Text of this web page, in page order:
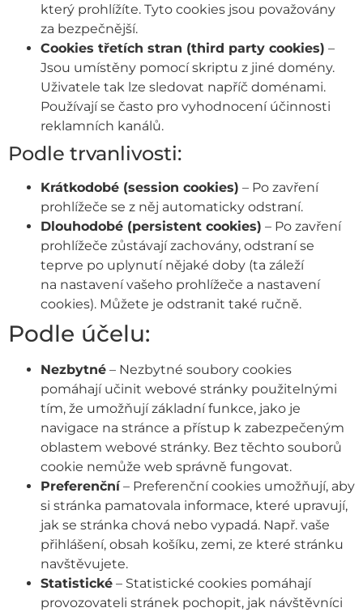
který prohlížíte. Tyto cookies jsou považovány
za bezpečnější.
Cookies třetích stran (third party cookies) –
Jsou umístěny pomocí skriptu z jiné domény.
Uživatele tak lze sledovat napříč doménami.
Používají se často pro vyhodnocení účinnosti
reklamních kanálů.
Podle trvanlivosti:
Krátkodobé (session cookies) – Po zavření
prohlížeče se z něj automaticky odstraní.
Dlouhodobé (persistent cookies) – Po zavření
prohlížeče zůstávají zachovány, odstraní se
teprve po uplynutí nějaké doby (ta záleží
na nastavení vašeho prohlížeče a nastavení
cookies). Můžete je odstranit také ručně.
Podle účelu:
Nezbytné – Nezbytné soubory cookies
pomáhají učinit webové stránky použitelnými
tím, že umožňují základní funkce, jako je
navigace na stránce a přístup k zabezpečeným
oblastem webové stránky. Bez těchto souborů
cookie nemůže web správně fungovat.
Preferenční– Preferenční cookies umožňují, aby
si stránka pamatovala informace, které upravují,
jak se stránka chová nebo vypadá. Např. vaše
přihlášení, obsah košíku, zemi, ze které stránku
navštěvujete.
Statistické – Statistické cookies pomáhají
provozovateli stránek pochopit, jak návštěvníci